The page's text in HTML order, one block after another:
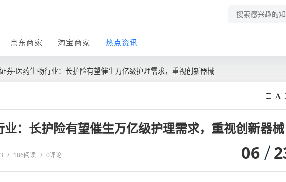
京东商家 淘宝商家 热点资讯
券-医药生物行业：长护险有望催生万亿级护理需求，重视创新器械
：长护险有望催生万亿级护理需求，重视创新器械
/ 186阅读 / 0评论 06